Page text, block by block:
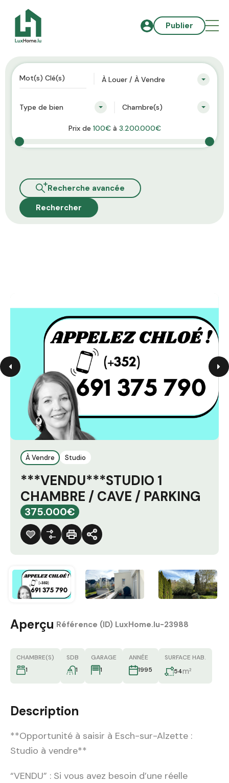
Publier
À Louer / À Vendre
Type de bien Chambre(s)
Prix de 100€à 3.200.000€
Recherche avancée
Rechercher
À Vendre Studio
***VENDU***STUDIO 1
CHAMBRE / CAVE / PARKING
375.000€
Aperçu Référence (ID) LuxHome.lu-23988
CHAMBRE(S)
1
SDB
1
GARAGE
1
ANNÉE
1995
SURFACE HAB.
54m²
Description
**Opportunité à saisir à Esch-sur-Alzette :
Studio à vendre**
“VENDU” : Si vous avez besoin d’une réelle